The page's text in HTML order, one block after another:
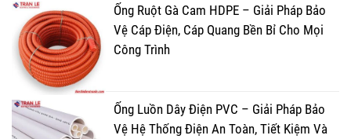
Ống Ruột Gà Cam HDPE – Giải Pháp Bảo
Vệ Cáp Điện, Cáp Quang Bền Bỉ Cho Mọi
Công Trình
Ống Luồn Dây Điện PVC – Giải Pháp Bảo
Vệ Hệ Thống Điện An Toàn, Tiết Kiệm Và